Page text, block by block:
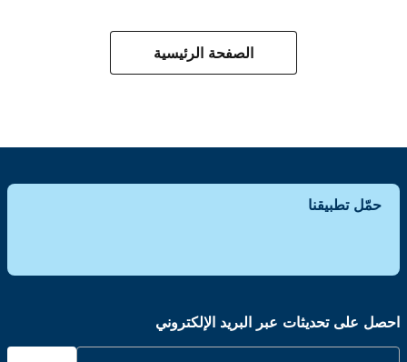
الصفحة الرئيسية
حمّل تطبيقنا
احصل على تحديثات عبر البريد الإلكتروني